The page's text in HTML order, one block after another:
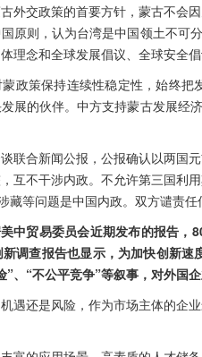
外交政策的首要方针，蒙古不会
原则，认为台湾是中国领土不可
理念和全球发展倡议、全球安全
政策保持连续性稳定性，始终
展的伙伴。中方支持蒙古发展经
联合新闻公报，公报确认以两国
互不干涉内政。不允许第三国利
藏等问题是中国内政。双方谴责
中贸易委员会近期发布的报告
调查报告也显示，为加快创新
”、“不公平竞争”等叙事，对外国
遇还是风险，作为市场主体的企